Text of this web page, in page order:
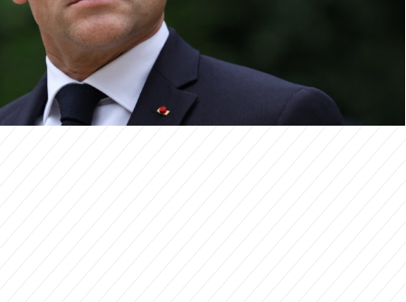
sestavené prezidentem Emmanuelem
zásadní úspěch nejen krajní pravice z řad
levice. Oba subjekty jsou podle něj
zemi galského kohouta k „frexitu“.